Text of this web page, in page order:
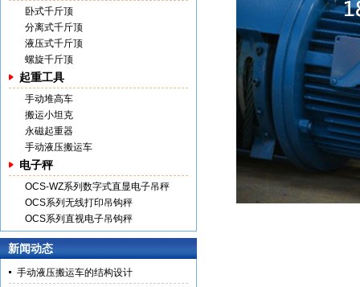
卧式千斤顶
分离式千斤顶
液压式千斤顶
螺旋千斤顶
起重工具
手动堆高车
搬运小坦克
永磁起重器
手动液压搬运车
电子秤
OCS-WZ系列数字式直显电子吊秤
OCS系列无线打印吊钩秤
OCS系列直视电子吊钩秤
新闻动态
手动液压搬运车的结构设计